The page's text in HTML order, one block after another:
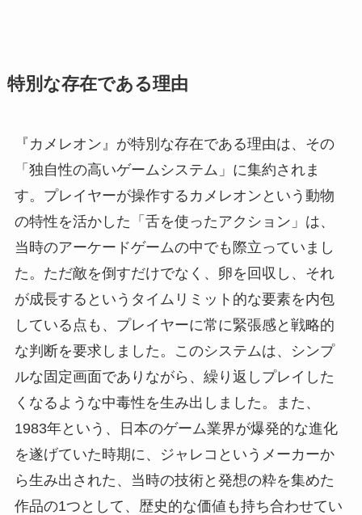
特別な存在である理由
『カメレオン』が特別な存在である理由は、その
「独自性の高いゲームシステム」に集約されま
す。プレイヤーが操作するカメレオンという動物
の特性を活かした「舌を使ったアクション」は、
当時のアーケードゲームの中でも際立っていまし
た。ただ敵を倒すだけでなく、卵を回収し、それ
が成長するというタイムリミット的な要素を内包
している点も、プレイヤーに常に緊張感と戦略的
な判断を要求しました。このシステムは、シンプ
ルな固定画面でありながら、繰り返しプレイした
くなるような中毒性を生み出しました。また、
1983年という、日本のゲーム業界が爆発的な進化
を遂げていた時期に、ジャレコというメーカーか
ら生み出された、当時の技術と発想の粋を集めた
作品の1つとして、歴史的な価値も持ち合わせてい